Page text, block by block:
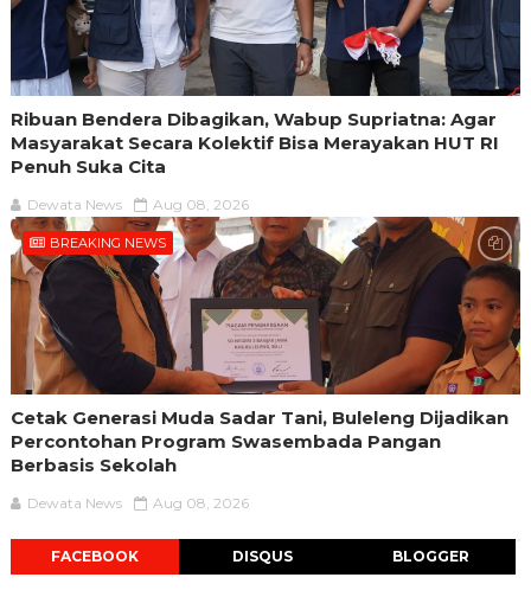
Ribuan Bendera Dibagikan, Wabup Supriatna: Agar
Masyarakat Secara Kolektif Bisa Merayakan HUT RI
Penuh Suka Cita
Dewata News Aug 08, 2026
BREAKING NEWS
Cetak Generasi Muda Sadar Tani, Buleleng Dijadikan
Percontohan Program Swasembada Pangan
Berbasis Sekolah
Dewata News Aug 08, 2026
FACEBOOK DISQUS BLOGGER